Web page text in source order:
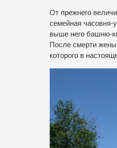
От прежнего
семейная часовня-
выше него башню-
После смерти жены
которого в